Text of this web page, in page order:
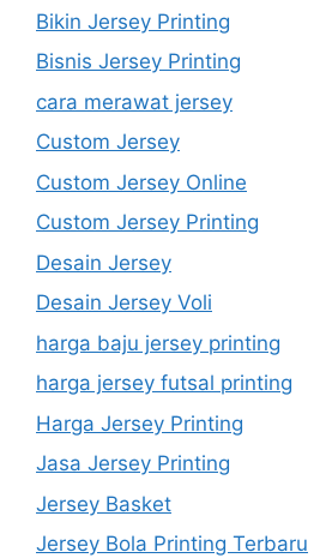
Bikin Jersey Printing
Bisnis Jersey Printing
cara merawat jersey
Custom Jersey
Custom Jersey Online
Custom Jersey Printing
Desain Jersey
Desain Jersey Voli
harga baju jersey printing
harga jersey futsal printing
Harga Jersey Printing
Jasa Jersey Printing
Jersey Basket
Jersey Bola Printing Terbaru